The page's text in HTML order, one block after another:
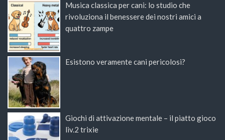
Musica classica per cani: lo studio che
rivoluziona il benessere dei nostri amici a
quattro zampe
Esistono veramente cani pericolosi?
Giochi di attivazione mentale – il piatto gioco
liv.2 trixie